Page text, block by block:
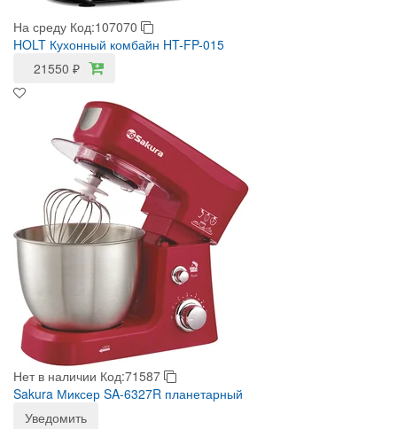
На среду Код:107070
HOLT Кухонный комбайн HT-FP-015
21550 ₽
Нет в наличии Код:71587
Sakura Миксер SA-6327R планетарный
Уведомить